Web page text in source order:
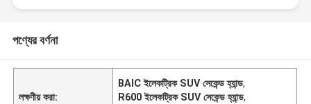
পণ্যের বর্ণনা
লক্ষণীয় করা:
BAIC ইলেকট্রিক SUV সেকেন্ড হ্যান্ড,
R600 ইলেকট্রিক SUV সেকেন্ড হ্যান্ড,